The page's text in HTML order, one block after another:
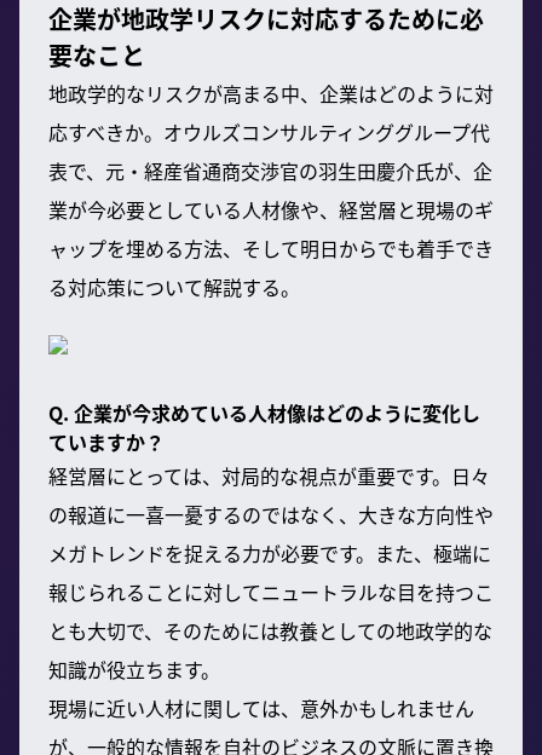
企業が地政学リスクに対応するために必
要なこと
地政学的なリスクが高まる中、企業はどのように対
応すべきか。オウルズコンサルティンググループ代
表で、元・経産省通商交渉官の羽生田慶介氏が、企
業が今必要としている人材像や、経営層と現場のギ
ャップを埋める方法、そして明日からでも着手でき
る対応策について解説する。
Q. 企業が今求めている人材像はどのように変化し
ていますか？
経営層にとっては、対局的な視点が重要です。日々
の報道に一喜一憂するのではなく、大きな方向性や
メガトレンドを捉える力が必要です。また、極端に
報じられることに対してニュートラルな目を持つこ
とも大切で、そのためには教養としての地政学的な
知識が役立ちます。
現場に近い人材に関しては、意外かもしれません
が、一般的な情報を自社のビジネスの文脈に置き換